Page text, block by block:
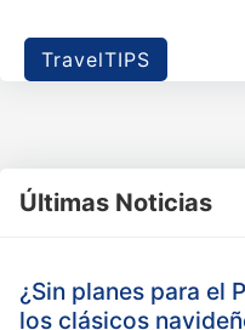
TravelTIPS
Últimas Noticias
¿Sin planes para el
los clásicos